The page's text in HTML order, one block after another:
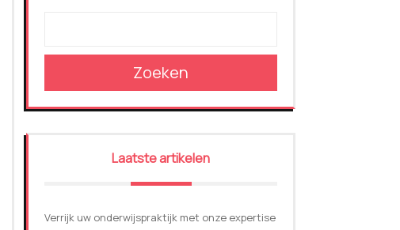
Zoeken
Laatste artikelen
Verrijk uw onderwijspraktijk met onze expertise